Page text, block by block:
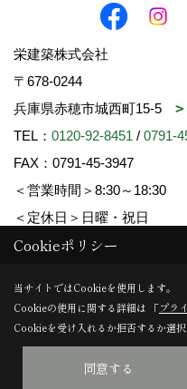
栄建築株式会社
〒678-0244
兵庫県赤穂市城西町15-5
TEL： 0120-92-8451 / 0791-
FAX：0791-45-3947
＜営業時間＞8:30～18:30
＜定休日＞日曜・祝日
Copyright (c) SAKAE-
Produced byゴデスクリエイト
Cookieポリシー
当サイトではCookieを使用します。
Cookieの使用に関する詳細は 「プラ
Cookieを受け入れるか拒否するか選択
同意する